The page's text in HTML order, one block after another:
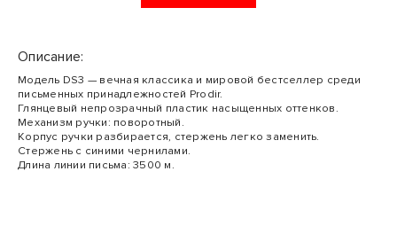
Описание:
Модель DS3 — вечная классика и мировой бестселлер среди
письменных принадлежностей Prodir.
Глянцевый непрозрачный пластик насыщенных оттенков.
Механизм ручки: поворотный.
Корпус ручки разбирается, стержень легко заменить.
Стержень с синими чернилами.
Длина линии письма: 3500 м.